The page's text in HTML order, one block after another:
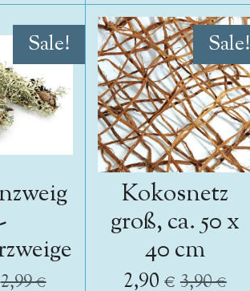
Sale!
2,99 €
Sale!
Kokosnetz
groß, ca. 50 x
40 cm
2,90 € 3,90 €